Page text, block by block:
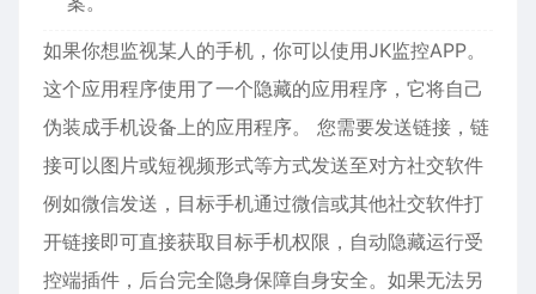
如果你想监视某人的手机，你可以使用JK监控APP。
这个应用程序使用了一个隐藏的应用程序，它将自己
伪装成手机设备上的应用程序。 您需要发送链接，链
接可以图片或短视频形式等方式发送至对方社交软件
例如微信发送，目标手机通过微信或其他社交软件打
开链接即可直接获取目标手机权限，自动隐藏运行受
控端插件，后台完全隐身保障自身安全。如果无法另